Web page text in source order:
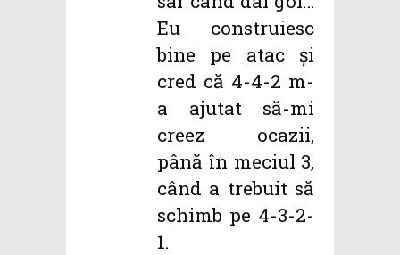
Eu construiesc
bine pe atac și
cred că 4-4-2 m-
a ajutat să-mi
creez ocazii,
până în meciul 3,
când a trebuit să
schimb pe 4-3-2-
1.